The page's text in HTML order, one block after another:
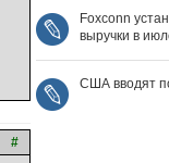
#
Foxconn
выручки в
США вводят